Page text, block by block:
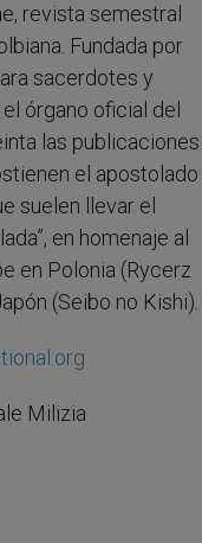
revista semestral
Fundada por
sacerdotes y
órgano oficial del
las publicaciones
el apostolado
suelen llevar el
en homenaje al
en Polonia (Rycerz
(Seibo no Kishi).
Milizia